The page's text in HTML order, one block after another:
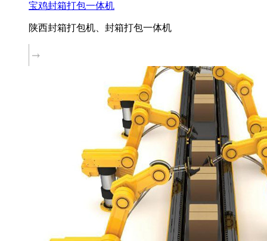
宝鸡封箱打包一体机
陕西封箱打包机、封箱打包一体机